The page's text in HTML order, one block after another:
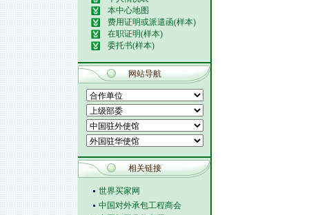
本中心地图
费用证明或派遣函(样本)
在职证明(样本)
委托书(样本)
网站导航
相关链接
世界买家网
中国对外承包工程商会